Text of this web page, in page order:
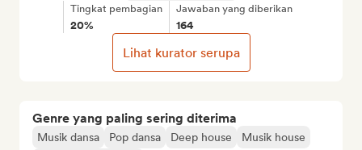
Genre yang paling sering diterima
Musik dansa Pop dansa Deep house
Musik house
Tingkat pembagian
20%
Jawaban yang diberikan
164
Lihat kurator serupa